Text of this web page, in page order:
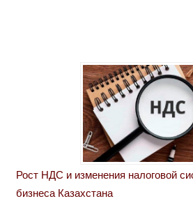
Рост НДС и изменения налоговой
бизнеса Казахстана